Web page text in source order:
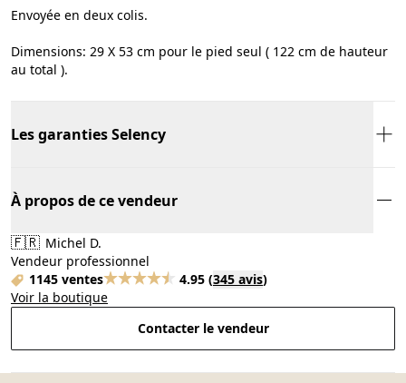
Envoyée en deux colis.
Dimensions: 29 X 53 cm pour le pied seul ( 122 cm de hauteur
au total ).
Les garanties Selency
À propos de ce vendeur
🇫🇷 Michel D.
Vendeur professionnel
1145 ventes
4.95 (345 avis)
Voir la boutique
Contacter le vendeur